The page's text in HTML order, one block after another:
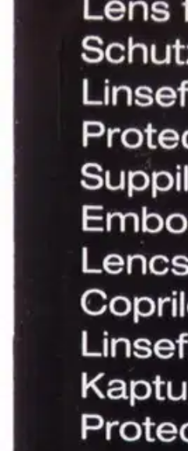
Tarkista
Tuotekuvaus
Soveltuu kaikkiin Braun
Suppilosuoja tulee vaihtaa
Lisätietoja
Ominaisuudet